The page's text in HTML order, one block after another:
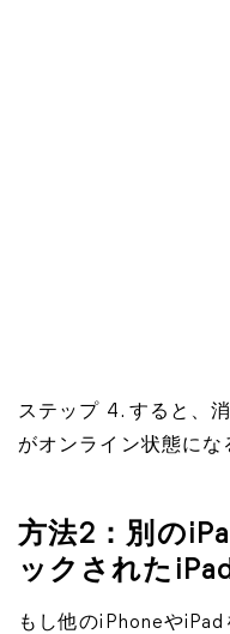
ステップ 4. すると、
がオンライン状態にな
方法2：別の
ックされた
もし他のiPhoneや